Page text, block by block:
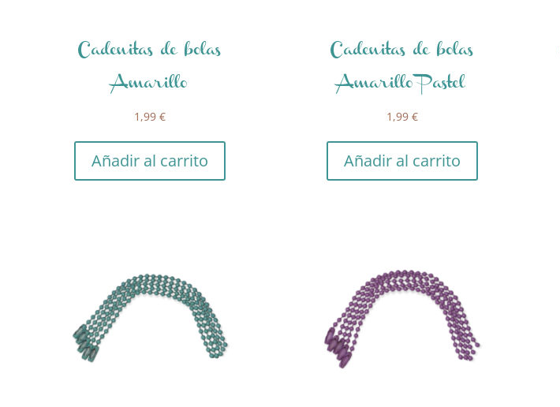
Cadenitas de bolas
Amarillo
1,99€
Añadir al carrito
Cadenitas de bolas
Amarillo Pastel
1,99 €
Añadir al carrito